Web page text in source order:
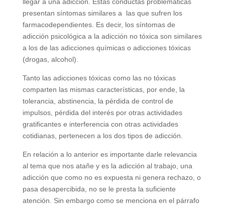
presentan síntomas similares a las que sufren los
farmacodependientes. Es decir, los síntomas de
adicción psicológica a la adicción no tóxica son similares
a los de las adicciones químicas o adicciones tóxicas
(drogas, alcohol).
Tanto las adicciones tóxicas como las no tóxicas
comparten las mismas características, por ende, la
tolerancia, abstinencia, la pérdida de control de
impulsos, pérdida del interés por otras actividades
gratificantes e interferencia con otras actividades
cotidianas, pertenecen a los dos tipos de adicción.
En relación a lo anterior es importante darle relevancia
al tema que nos atañe y es la adicción al trabajo, una
adicción que como no es expuesta ni genera rechazo, o
pasa desapercibida, no se le presta la suficiente
atención. Sin embargo como se menciona en el párrafo